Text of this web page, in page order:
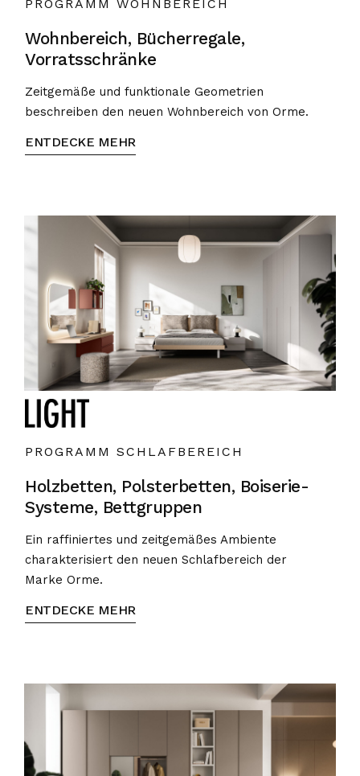
PROGRAMM WOHNBEREICH
Wohnbereich, Bücherregale,
Vorratsschränke
Zeitgemäße und funktionale Geometrien
beschreiben den neuen Wohnbereich von Orme.
ENTDECKE MEHR
PROGRAMM SCHLAFBEREICH
Holzbetten, Polsterbetten, Boiserie-
Systeme, Bettgruppen
Ein raffiniertes und zeitgemäßes Ambiente
charakterisiert den neuen Schlafbereich der
Marke Orme.
ENTDECKE MEHR